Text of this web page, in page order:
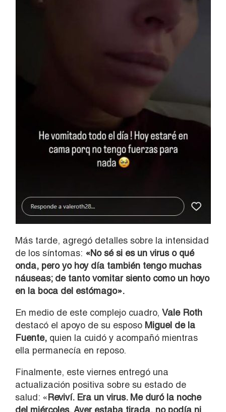
Más tarde, agregó detalles sobre la intensidad
de los síntomas: «No sé si es un virus o qué
onda, pero yo hoy día también tengo muchas
náuseas; de tanto vomitar siento como un hoyo
en la boca del estómago».
En medio de este complejo cuadro, Vale Roth
destacó el apoyo de su esposo Miguel de la
Fuente, quien la cuidó y acompañó mientras
ella permanecía en reposo.
Finalmente, este viernes entregó una
actualización positiva sobre su estado de
salud: «Reviví. Era un virus. Me duró la noche
del miércoles. Ayer estaba tirada, no podía ni